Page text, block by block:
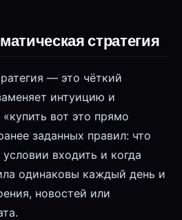
стратегия
— это чёткий
интуицию и
вот это прямо
заданных правил: что
входить и когда
одинаковы каждый день и
новостей или